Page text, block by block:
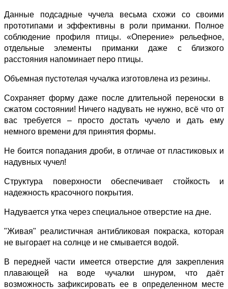
Данные подсадные чучела весьма схожи со своими
прототипами и эффективны в роли приманки. Полное
соблюдение профиля птицы. «Оперение» рельефное,
отдельные элементы приманки даже с близкого
расстояния напоминает перо птицы.
Объемная пустотелая чучалка изготовлена из резины.
Сохраняет форму даже после длительной переноски в
сжатом состоянии! Ничего надувать не нужно, всё что от
вас требуется – просто достать чучело и дать ему
немного времени для принятия формы.
Не боится попадания дроби, в отличае от пластиковых и
надувных чучел!
Структура поверхности обеспечивает стойкость и
надежность красочного покрытия.
Надувается утка через специальное отверстие на дне.
"Живая" реалистичная антибликовая покраска, которая
не выгорает на солнце и не смывается водой.
В передней части имеется отверстие для закрепления
плавающей на воде чучалки шнуром, что даёт
возможность зафиксировать ее в определенном месте